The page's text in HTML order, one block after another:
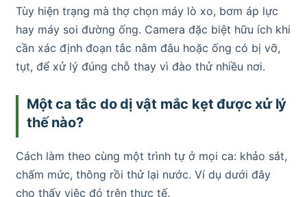
Tùy hiện trạng mà thợ chọn máy lò xo, bơm áp lực
hay máy soi đường ống. Camera đặc biệt hữu ích khi
cần xác định đoạn tắc nằm đâu hoặc ống có bị vỡ,
tụt, để xử lý đúng chỗ thay vì đào thử nhiều nơi.
Một ca tắc do dị vật mắc kẹt được xử lý
thế nào?
Cách làm theo cùng một trình tự ở mọi ca: khảo sát,
chấm mức, thông rồi thử lại nước. Ví dụ dưới đây
cho thấy việc đó trên thực tế.